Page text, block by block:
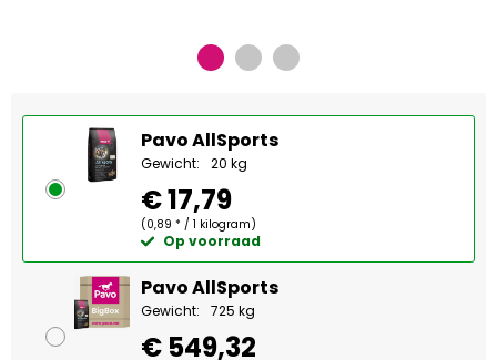
Pavo AllSports
Gewicht: 20 kg
€ 17,79
(0,89 * / 1 kilogram)
Op voorraad
Pavo AllSports
Gewicht: 725 kg
€ 549,32